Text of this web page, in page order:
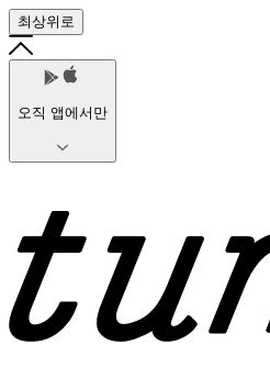
최상위로
오직 앱에서만